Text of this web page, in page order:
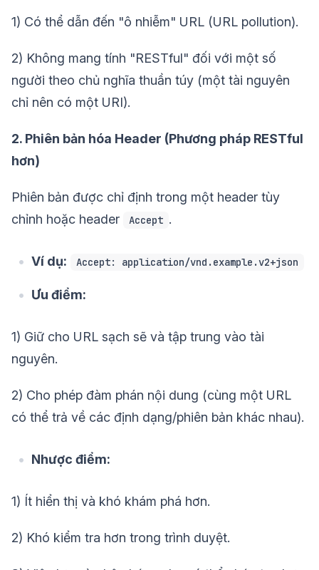
1) Có thể dẫn đến "ô nhiễm" URL (URL pollution).
2) Không mang tính "RESTful" đối với một số
người theo chủ nghĩa thuần túy (một tài nguyên
chỉ nên có một URI).
2. Phiên bản hóa Header (Phương pháp RESTful
hơn)
Phiên bản được chỉ định trong một header tùy
chỉnh hoặc header
Accept .
Ví dụ: Accept: application/vnd.example.v2+json
Ưu điểm:
1) Giữ cho URL sạch sẽ và tập trung vào tài
nguyên.
2) Cho phép đàm phán nội dung (cùng một URL
có thể trả về các định dạng/phiên bản khác nhau).
Nhược điểm:
1) Ít hiển thị và khó khám phá hơn.
2) Khó kiểm tra hơn trong trình duyệt.